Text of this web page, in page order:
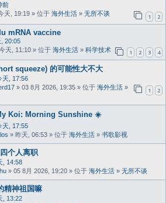
前
1 2
天, 19:19 » 位于 海外生活 » 无所不谈
mRNA vaccine
20:05
1 2 3 4
天, 11:10 » 位于 海外生活 » 科学技术
squeeze) 的可能性大不大
天, 17:56
1 2
» 03 8月 2026, 19:35 » 位于 海外生活 »
Koi: Morning Sunshine ☀️
天, 17:55
» 昨天, 06:53 » 位于 海外生活 » 书歌影视
个人离职
, 14:58
» 05 8月 2026, 19:20 » 位于 海外生活 » 无所不谈
精神祖国嘛
, 13:22